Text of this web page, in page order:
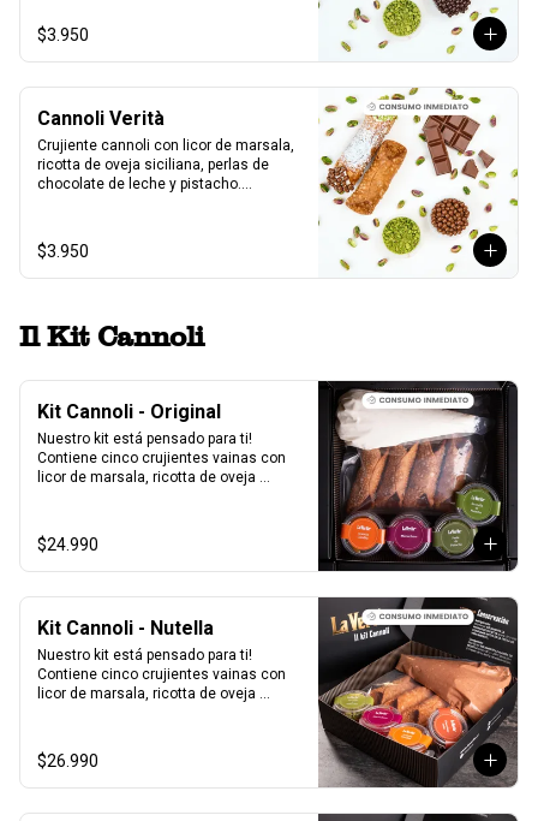
$3.950
Cannoli Verità
Crujiente cannoli con licor de marsala,
ricotta de oveja siciliana, perlas de
chocolate de leche y pistacho.
$3.950
Il Kit Cannoli
Kit Cannoli - Original
Nuestro kit está pensado para ti!
Contiene cinco crujientes vainas con
licor de marsala, ricotta de oveja
pistacho y una exquisita crema de
pistacho.
$24.990
Kit Cannoli - Nutella
Nuestro kit está pensado para ti!
Contiene cinco crujientes vainas con
licor de marsala, ricotta de oveja
confitada, marrasquino, pistacho y una
exquisita crema de pistacho.
$26.990